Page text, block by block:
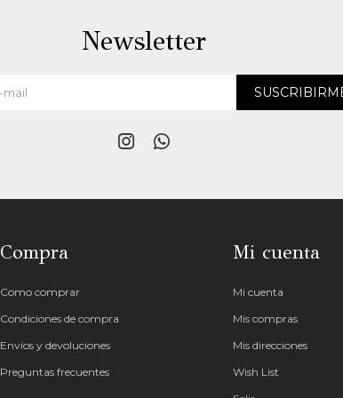
Compra
Como comprar
Condiciones de compra
Envíos y devoluciones
Preguntas frecuentes
Mi cuenta
Mi cuenta
Mis compras
Mis direcciones
Wish List
Newsletter
 